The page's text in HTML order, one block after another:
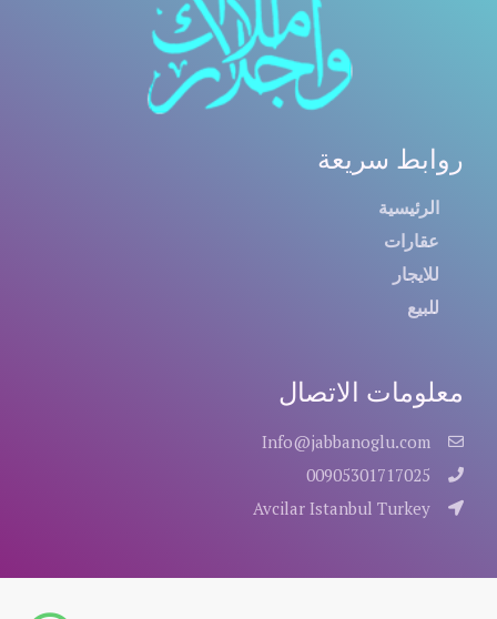
روابط سريعة
الرئيسية
عقارات
للايجار
للبيع
معلومات الاتصال
Info@jabbanoglu.com
00905301717025
Avcilar Istanbul Turkey